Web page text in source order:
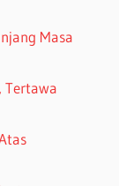
Masa
Tertawa